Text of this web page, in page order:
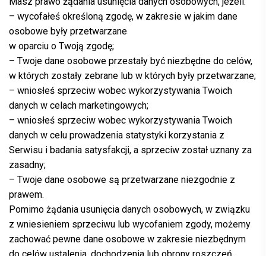
– wycofałeś określoną zgodę, w zakresie w jakim dane
osobowe były przetwarzane
w oparciu o Twoją zgodę;
– Twoje dane osobowe przestały być niezbędne do celów,
w których zostały zebrane lub w których były przetwarzane;
– wniosłeś sprzeciw wobec wykorzystywania Twoich
danych w celach marketingowych;
– wniosłeś sprzeciw wobec wykorzystywania Twoich
danych w celu prowadzenia statystyki korzystania z
Serwisu i badania satysfakcji, a sprzeciw został uznany za
zasadny;
– Twoje dane osobowe są przetwarzane niezgodnie z
prawem.
Pomimo żądania usunięcia danych osobowych, w związku
z wniesieniem sprzeciwu lub wycofaniem zgody, możemy
zachować pewne dane osobowe w zakresie niezbędnym